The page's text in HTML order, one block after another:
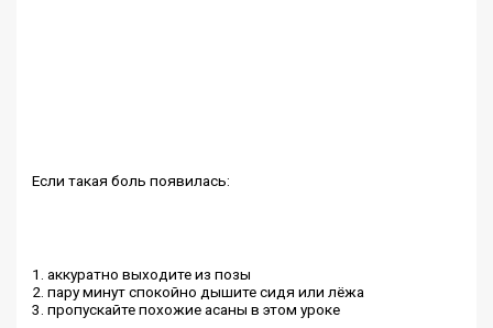
Если такая боль появилась:
1. аккуратно выходите из позы
2. пару минут спокойно дышите сидя или лёжа
3. пропускайте похожие асаны в этом уроке